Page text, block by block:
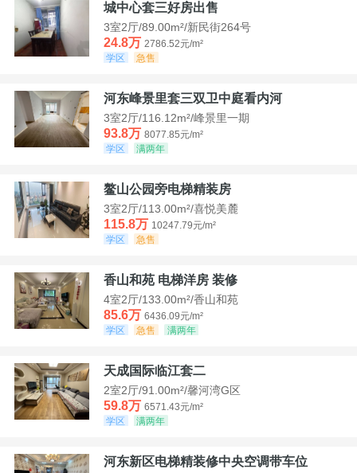
城中心套三好房出售
3室2厅/89.00m²/新民街264号
24.8万 2786.52元/m²
学区
急售
河东峰景里套三双卫中庭看内河
3室2厅/116.12m²/峰景里一期
93.8万 8077.85元/m²
学区
满两年
鳌山公园旁电梯精装房
3室2厅/113.00m²/喜悦美麓
115.8万 10247.79元/m²
学区
急售
香山和苑 电梯洋房 装修
4室2厅/133.00m²/香山和苑
85.6万 6436.09元/m²
学区
急售 满两年
天成国际临江套二
2室2厅/91.00m²/馨河湾G区
59.8万 6571.43元/m²
学区
满两年
河东新区电梯精装修中央空调带车位